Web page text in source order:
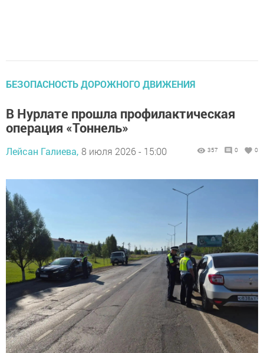
БЕЗОПАСНОСТЬ ДОРОЖНОГО ДВИЖЕНИЯ
В Нурлате прошла профилактическая
операция «Тоннель»
Лейсан Галиева, 8 июля 2026 - 15:00 357 0 0